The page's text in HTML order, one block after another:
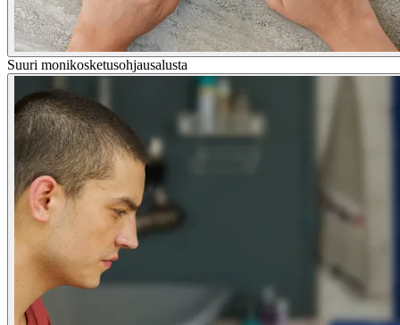
Suuri monikosketusohjausalusta